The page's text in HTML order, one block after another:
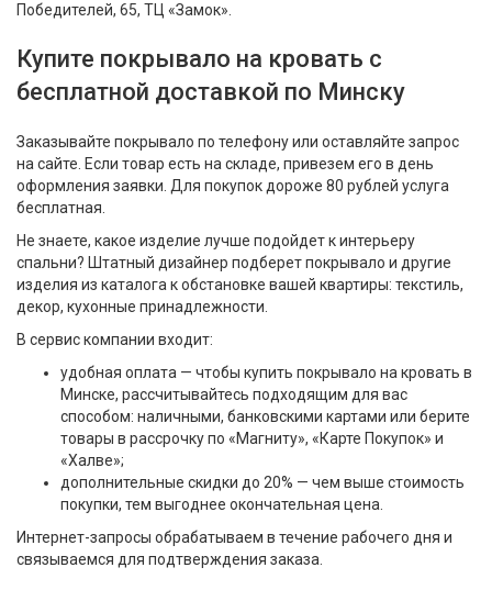
Победителей, 65, ТЦ «Замок».
Купите покрывало на кровать с
бесплатной доставкой по Минску
Заказывайте покрывало по телефону или оставляйте запрос
на сайте. Если товар есть на складе, привезем его в день
оформления заявки. Для покупок дороже 80 рублей услуга
бесплатная.
Не знаете, какое изделие лучше подойдет к интерьеру
спальни? Штатный дизайнер подберет покрывало и другие
изделия из каталога к обстановке вашей квартиры: текстиль,
декор, кухонные принадлежности.
В сервис компании входит:
удобная оплата — чтобы купить покрывало на кровать в
Минске, рассчитывайтесь подходящим для вас
способом: наличными, банковскими картами или берите
товары в рассрочку по «Магниту», «Карте Покупок» и
«Халве»;
дополнительные скидки до 20% — чем выше стоимость
покупки, тем выгоднее окончательная цена.
Интернет-запросы обрабатываем в течение рабочего дня и
связываемся для подтверждения заказа.